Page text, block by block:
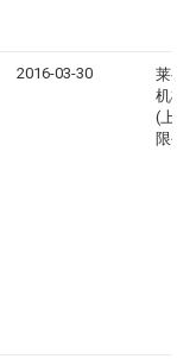
2016-03-30
莱歇
机械
(上海
限公